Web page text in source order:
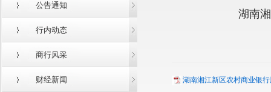
公告通知
行内动态
商行风采
财经新闻
湖南
湖南湘江新区农村商业银